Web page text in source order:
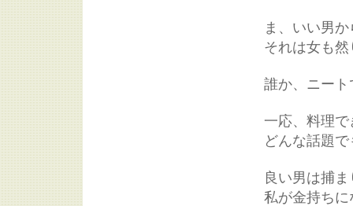
ま、いい男
それは女も
誰か、ニー
一応、料理
どんな話題
良い男は捕
私が金持ち